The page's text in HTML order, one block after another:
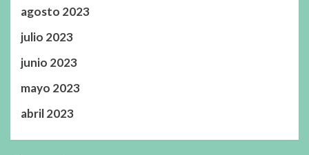
agosto 2023
julio 2023
junio 2023
mayo 2023
abril 2023